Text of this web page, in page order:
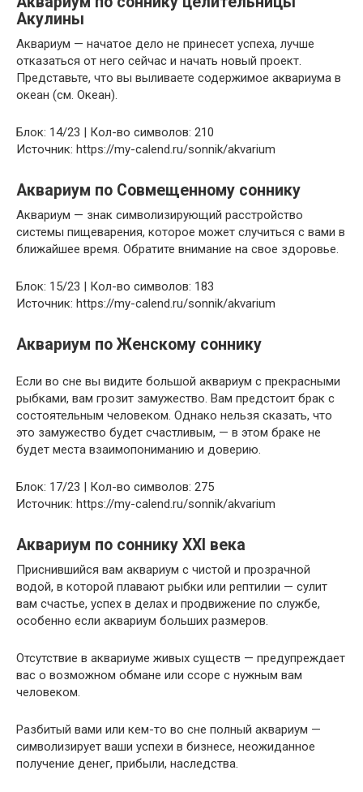
Акулины
Аквариум — начатое дело не принесет успеха, лучше
отказаться от него сейчас и начать новый проект.
Представьте, что вы выливаете содержимое аквариума в
океан (см. Океан).
Блок: 14/23 | Кол-во символов: 210
Источник: https://my-calend.ru/sonnik/akvarium
Аквариум по Совмещенному соннику
Аквариум — знак символизирующий расстройство
системы пищеварения, которое может случиться с вами в
ближайшее время. Обратите внимание на свое здоровье.
Блок: 15/23 | Кол-во символов: 183
Источник: https://my-calend.ru/sonnik/akvarium
Аквариум по Женскому соннику
Если во сне вы видите большой аквариум с прекрасными
рыбками, вам грозит замужество. Вам предстоит брак с
состоятельным человеком. Однако нельзя сказать, что
это замужество будет счастливым, — в этом браке не
будет места взаимопониманию и доверию.
Блок: 17/23 | Кол-во символов: 275
Источник: https://my-calend.ru/sonnik/akvarium
Аквариум по соннику ХХІ века
Приснившийся вам аквариум с чистой и прозрачной
водой, в которой плавают рыбки или рептилии — сулит
вам счастье, успех в делах и продвижение по службе,
особенно если аквариум больших размеров.
Отсутствие в аквариуме живых существ — предупреждает
вас о возможном обмане или ссоре с нужным вам
человеком.
Разбитый вами или кем-то во сне полный аквариум —
символизирует ваши успехи в бизнесе, неожиданное
получение денег, прибыли, наследства.